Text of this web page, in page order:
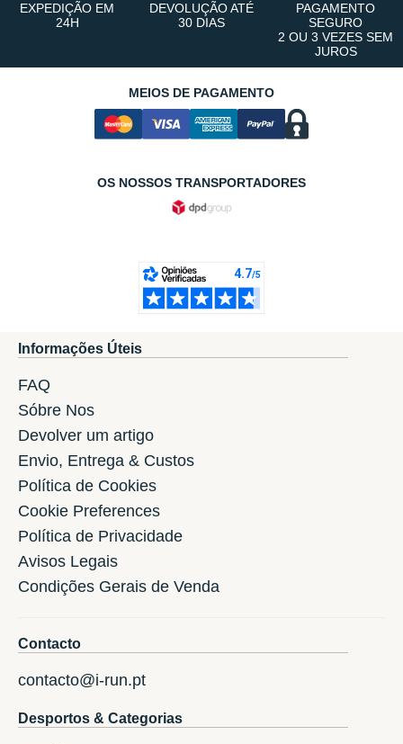
EXPEDIÇÃO EM
24H
DEVOLUÇÃO ATÉ
30 DIAS
PAGAMENTO
SEGURO
2 OU 3 VEZES SEM
JUROS
MEIOS DE PAGAMENTO
OS NOSSOS TRANSPORTADORES
Informações Úteis
FAQ
Sóbre Nos
Devolver um artigo
Envio, Entrega & Custos
Política de Cookies
Cookie Preferences
Política de Privacidade
Avisos Legais
Condições Gerais de Venda
Contacto
contacto@i-run.pt
Desportos & Categorias